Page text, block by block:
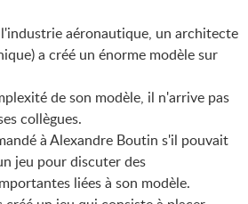
aéronautique, un architecte
a créé un énorme modèle sur
de son modèle, il n'arrive pas
collègues.
à Alexandre Boutin s'il pouvait
jeu pour discuter des
liées à son modèle.